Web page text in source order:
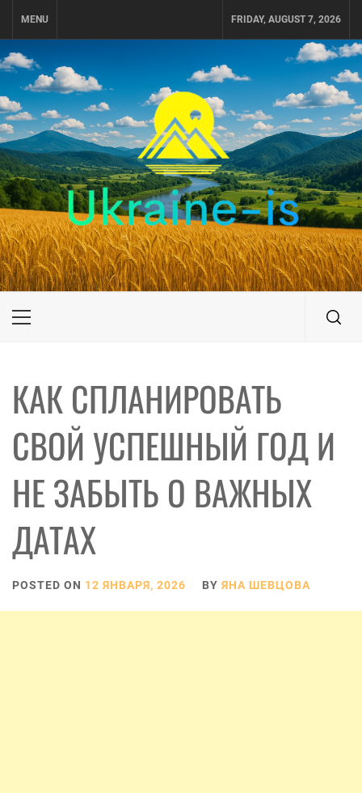
MENU FRIDAY, AUGUST 7, 2026
UKRAINE-IS
ПУТЕШЕСТВИЕ ПО УКРАИНЕ
Primary
КАК СПЛАНИРОВАТЬ
СВОЙ УСПЕШНЫЙ ГОД И
НЕ ЗАБЫТЬ О ВАЖНЫХ
ДАТАХ
POSTED ON 12 ЯНВАРЯ, 2026 BY ЯНА ШЕВЦОВА